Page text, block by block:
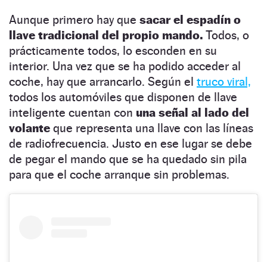
Aunque primero hay que sacar el espadín o
llave tradicional del propio mando. Todos, o
prácticamente todos, lo esconden en su
interior. Una vez que se ha podido acceder al
coche, hay que arrancarlo. Según el truco viral,
todos los automóviles que disponen de llave
inteligente cuentan con una señal al lado del
volante que representa una llave con las líneas
de radiofrecuencia. Justo en ese lugar se debe
de pegar el mando que se ha quedado sin pila
para que el coche arranque sin problemas.